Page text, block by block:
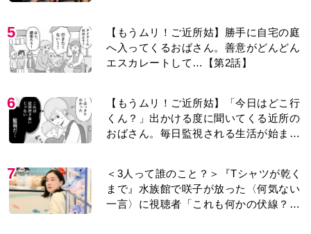
5
【もうムリ！ご近所姑】勝手に自宅の庭
へ入ってくるおばさん。善意がどんどん
エスカレートして…【第2話】
6
【もうムリ！ご近所姑】「今日はどこ行
くん？」出かける度に聞いてくる近所の
おばさん。毎日監視される生活が始ま
7
＜3人って誰のこと？＞『Tシャツが乾く
まで』水族館で咲子が放った〈何気ない
一言〉に視聴者「これも何かの伏線？」